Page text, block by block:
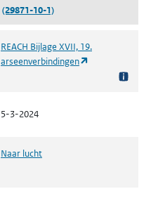
(29871-10-1)
REACH Bijlage XVII, 19.
arseenverbindingen
5-3-2024
Naar lucht